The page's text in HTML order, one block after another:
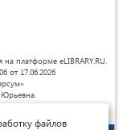
платформе eLIBRARY.RU.
от 17.06.2026
Юрьевна.
файлов